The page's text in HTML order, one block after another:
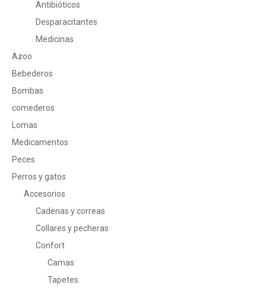
Antibióticos
Desparacitantes
Medicinas
Azoo
Bebederos
Bombas
comederos
Lomas
Medicamentos
Peces
Perros y gatos
Accesorios
Cadenas y correas
Collares y pecheras
Confort
Camas
Tapetes